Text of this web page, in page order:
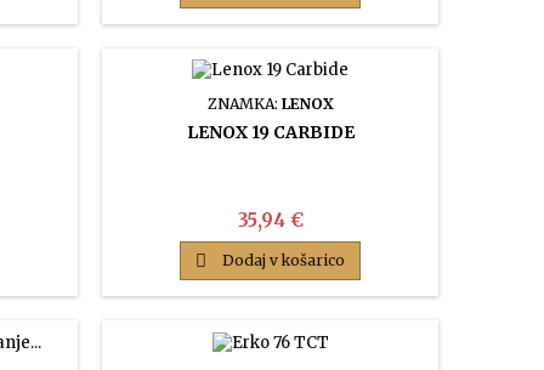
ZNAMKA: LENOX
LENOX 19 CARBIDE
Cena
35,94 €
 Dodaj v košarico